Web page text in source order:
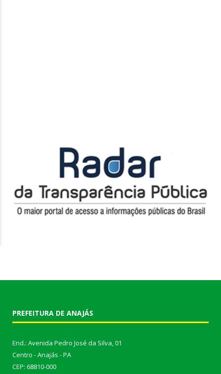
PREFEITURA DE ANAJÁS
End.: Avenida Pedro José da Silva, 01
Centro - Anajás - PA
CEP: 68810-000